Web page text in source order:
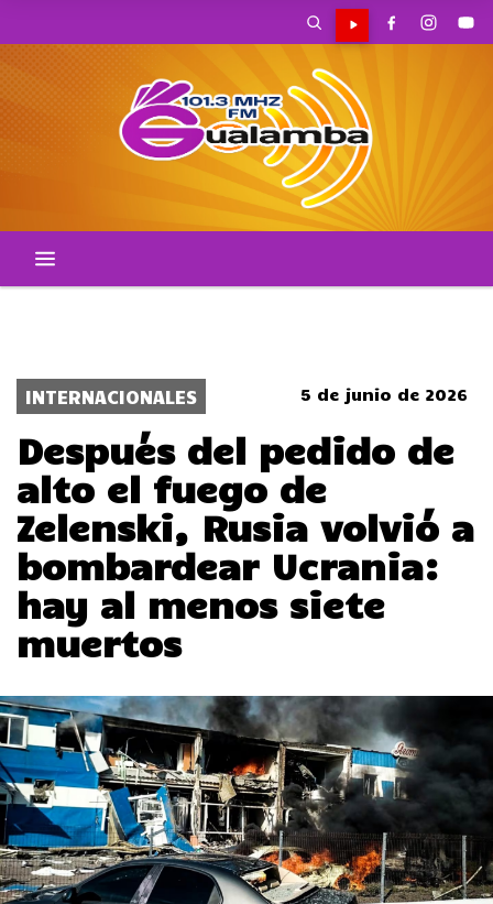
INTERNACIONALES 5 de junio de 2026
Después del pedido de
alto el fuego de
Zelenski, Rusia volvió a
bombardear Ucrania:
hay al menos siete
muertos